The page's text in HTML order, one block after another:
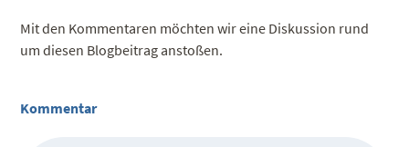
Mit den Kommentaren möchten wir eine Diskussion rund
um diesen Blogbeitrag anstoßen.
Kommentar